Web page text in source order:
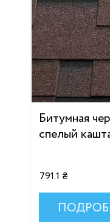
Битумная
спелый
791.1 ₴